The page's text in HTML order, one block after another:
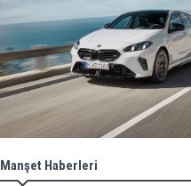
Manşet Haberleri